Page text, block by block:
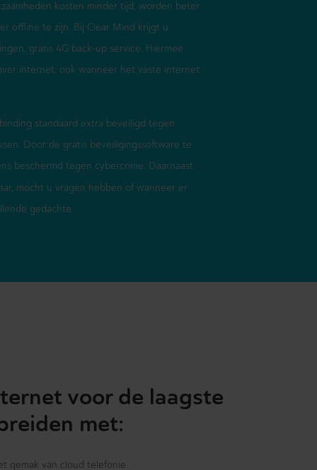
kosten minder tijd, worden beter
offline te zijn. Bij Clear Mind krijgt u
gratis 4G back-up service. Hiermee
internet, ook wanneer het vaste internet
standaard extra beveiligd tegen
Door de gratis beveiligingssoftware te
beschermd tegen cybercrime. Daarnaast
mocht u vragen hebben of wanneer er
gedachte.
voor de laagste
met:
gemak van cloud telefonie